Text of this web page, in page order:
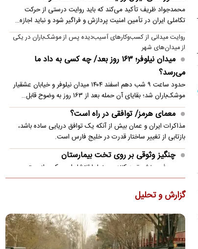
محمدجواد ظریف تأکید می‌کند که باید روایت درستی از حرکت
تکاملی ایران در تأمین امنیت پردازش و فراگیر شود و نباید اجازه…
روایت میدانی از کسب‌وکارهای آسیب‌دیده پس از موشک‌باران در یکی
از میدان‌های شهر
میدان نیلوفر؛ ۱۶۳ روز بعد/ چه کسی به داد ما
می‌رسد؟
حدود ساعت ۹ شب دهم اسفند ۱۴۰۴ میدان نیلوفر و خیابان عشقیار
موشک‌باران شد؛ بقایای آن حمله بعد از ۱۶۳ روز به وضوح قابل…
معمای هرمز/ توافقی در راه است؟
مذاکرات ایران و عمان بیش از آنکه یک توافق دریایی ساده باشد،
بازتابی از تغییر ساختار قدرت در خلیج فارس است.
چنگیز وثوقی بر روی تخت بیمارستان
حسین فرحبخش تهیه کننده سینما با انتشار این عکس از بستری
شدن چنگیز وثوقی بازیگر سال های دور سینما و تلویزیون در…
دو جهان موازی در شهرهای ایران و جمعیتی که بیشتر
پیش‌بینی مرکز آمار از افزایش جمعیت ایران تا سال ۱۴۰۷، همزمان با
رشد سریع شهرنشینی، پرسش‌های تازه‌ای درباره آینده…
گزارش و تحلیل